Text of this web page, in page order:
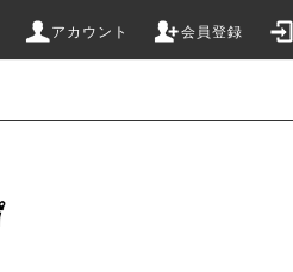
アカウント 会員登録